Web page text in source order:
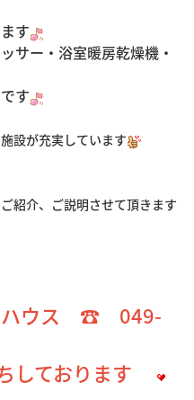
す
サー・浴室暖房乾燥機・
す
設が充実しています
紹介、ご説明させて頂きます
ハウス ☎ 049-
しております